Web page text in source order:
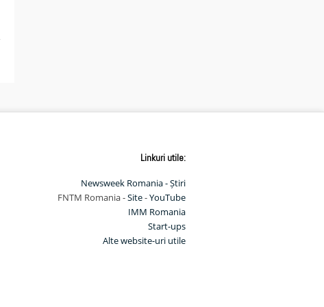
Linkuri utile:
Newsweek Romania - Știri
FNTM Romania -Site-YouTube
IMM Romania
Start-ups
Alte website-uri utile